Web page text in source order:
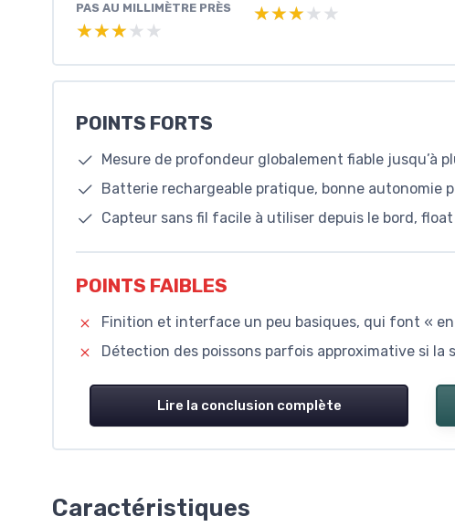
PAS AU MILLIMÈTRE PRÈS
★★★★★
★★★★★
★★★★★
★★★★★
POINTS FORTS
Mesure de profondeur globalement fiable jusqu’à
Batterie rechargeable pratique, bonne autonomie
Capteur sans fil facile à utiliser depuis le bord,
POINTS FAIBLES
Finition et interface un peu basiques, qui font «
Détection des poissons parfois approximative si la
Lire la conclusion complète
Caractéristiques